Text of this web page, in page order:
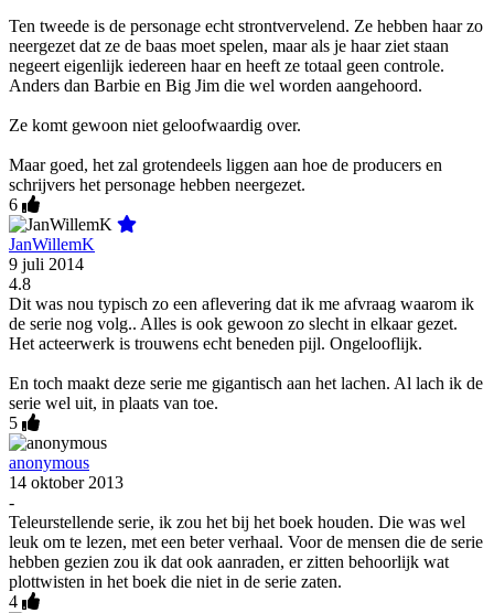
Ten tweede is de personage echt strontvervelend. Ze hebben haar zo
neergezet dat ze de baas moet spelen, maar als je haar ziet staan
negeert eigenlijk iedereen haar en heeft ze totaal geen controle.
Anders dan Barbie en Big Jim die wel worden aangehoord.
Ze komt gewoon niet geloofwaardig over.
Maar goed, het zal grotendeels liggen aan hoe de producers en
schrijvers het personage hebben neergezet.
6
JanWillemK
9 juli 2014
4.8
Dit was nou typisch zo een aflevering dat ik me afvraag waarom ik
de serie nog volg.. Alles is ook gewoon zo slecht in elkaar gezet.
Het acteerwerk is trouwens echt beneden pijl. Ongelooflijk.
En toch maakt deze serie me gigantisch aan het lachen. Al lach ik de
serie wel uit, in plaats van toe.
5
anonymous
14 oktober 2013
-
Teleurstellende serie, ik zou het bij het boek houden. Die was wel
leuk om te lezen, met een beter verhaal. Voor de mensen die de serie
hebben gezien zou ik dat ook aanraden, er zitten behoorlijk wat
plottwisten in het boek die niet in de serie zaten.
4